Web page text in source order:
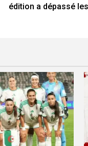
édition a dépassé